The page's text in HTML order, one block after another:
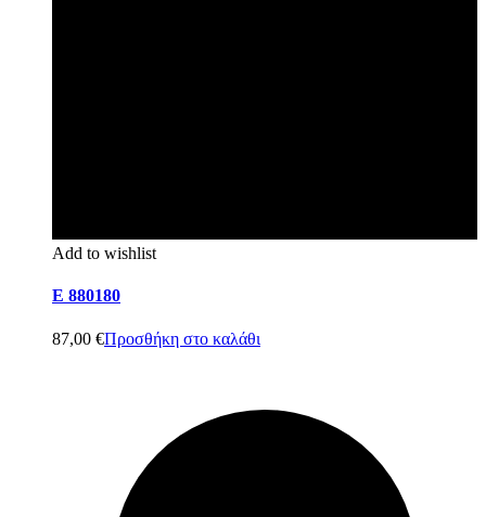
Add to wishlist
E 880180
87,00 €Προσθήκη στο καλάθι